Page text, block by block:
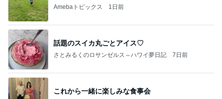
Amebaトピックス 1日前
話題のスイカ丸ごとアイス♡
さとみるくのロサンゼルス⇔ハワイ夢日記 7日前
これから一緒に楽しみな食事会